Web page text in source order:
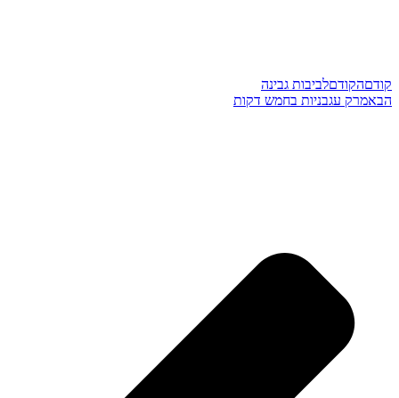
קודםהקודםלביבות גבינה
הבאמרק עגבניות בחמש דקות